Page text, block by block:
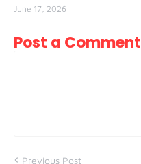
June 17, 2026
Post a Comment
Previous Post